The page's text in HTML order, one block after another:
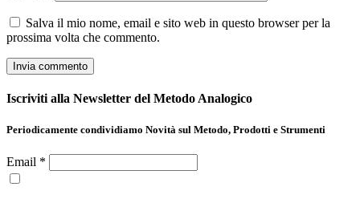
Salva il mio nome, email e sito web in questo browser per la
prossima volta che commento.
Iscriviti alla Newsletter del Metodo Analogico
Periodicamente condividiamo Novità sul Metodo, Prodotti e Strumenti
Email *